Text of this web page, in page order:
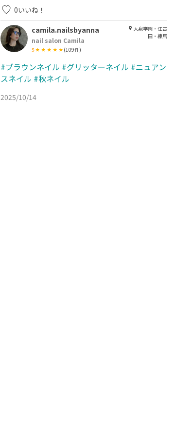
0いいね！
camila.nailsbyanna
nail salon Camila
5 (109件)
大泉学園・江古
田・練馬
#ブラウンネイル #グリッターネイル #ニュアン
スネイル #秋ネイル
2025/10/14